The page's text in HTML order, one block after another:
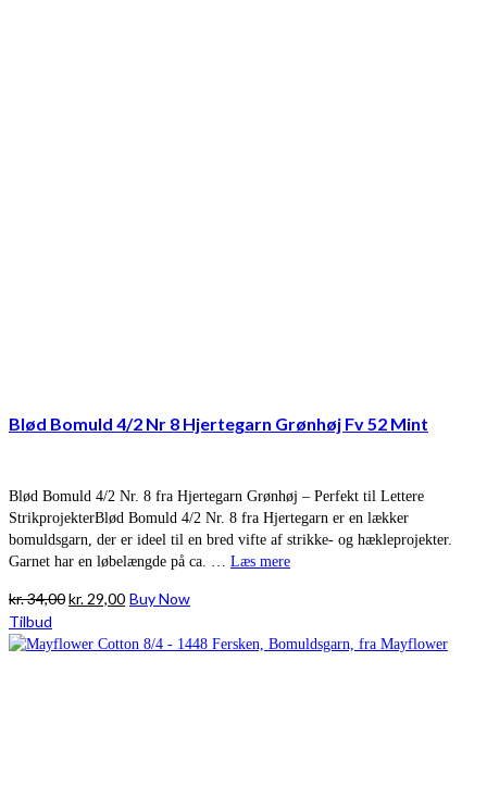
Blød Bomuld 4/2 Nr 8 Hjertegarn Grønhøj Fv 52 Mint
Blød Bomuld 4/2 Nr. 8 fra Hjertegarn Grønhøj – Perfekt til Lettere
StrikprojekterBlød Bomuld 4/2 Nr. 8 fra Hjertegarn er en lækker
bomuldsgarn, der er ideel til en bred vifte af strikke- og hækleprojekter.
Garnet har en løbelængde på ca. … Læs mere
kr.34,00Den
pris
kr. 29,00Den
pris
Buy Now
Tilbud